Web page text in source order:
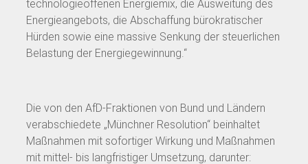
technologieoffenen Energiemix, die Ausweitung des
Energieangebots, die Abschaffung bürokratischer
Hürden sowie eine massive Senkung der steuerlichen
Belastung der Energiegewinnung.“
Die von den AfD-Fraktionen von Bund und Ländern
verabschiedete „Münchner Resolution“ beinhaltet
Maßnahmen mit sofortiger Wirkung und Maßnahmen
mit mittel- bis langfristiger Umsetzung, darunter: